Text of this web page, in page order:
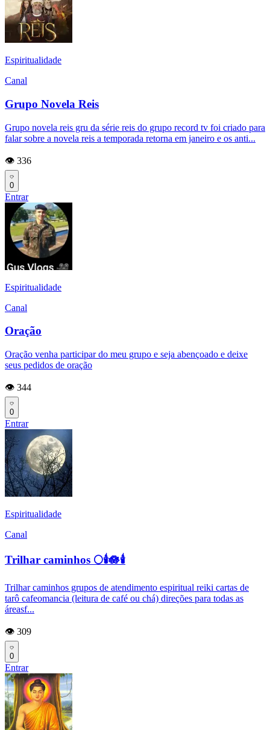
Espiritualidade
Canal
Grupo Novela Reis
Grupo novela reis gru da série reis do grupo record tv foi criado para
falar sobre a novela reis a temporada retorna em janeiro e os anti...
👁️ 336
0
Entrar
Espiritualidade
Canal
Oração
Oração venha participar do meu grupo e seja abençoado e deixe
seus pedidos de oração
👁️ 344
0
Entrar
Espiritualidade
Canal
Trilhar caminhos 🌕🕯️🪷🕯️
Trilhar caminhos grupos de atendimento espiritual reiki cartas de
tarô cafeomancia (leitura de café ou chá) direções para todas as
áreasf...
👁️ 309
0
Entrar